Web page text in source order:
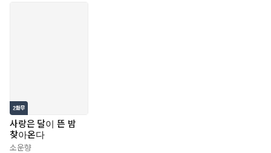
'내가 부여한 이 사랑은 거짓일까, 진실일까.'
그는 매일 밤마다 프시케에게 접근해보지만
사랑은 달이 뜬 밤
찾아온다
소운향